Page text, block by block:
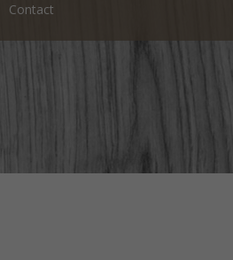
Contact